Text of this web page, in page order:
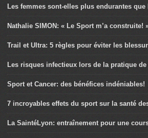
Les femmes sont-elles plus endurantes
Nathalie SIMON: « Le Sport m’a construite!
Trail et Ultra: 5 règles pour éviter les
Les risques infectieux lors de la pratique
Sport et Cancer: des bénéfices indéniables!
7 incroyables effets du sport sur la santé
La SaintéLyon: entraînement pour une